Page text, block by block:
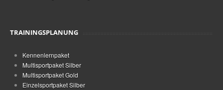
TRAININGSPLANUNG
Kennenlernpaket
Multisportpaket Silber
Multisportpaket Gold
Einzelsportpaket Silber